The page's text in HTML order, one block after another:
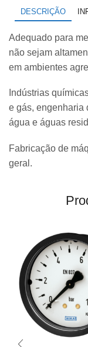
quantidade
DESCRIÇÃO
Adequado para
não sejam
em ambientes
Indústrias
e gás, engenharia
água e águas
Fabricação de
geral.